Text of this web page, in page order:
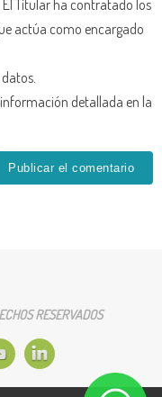
Titular ha contratado los
actúa como encargado
detallada en la
RESERVADOS